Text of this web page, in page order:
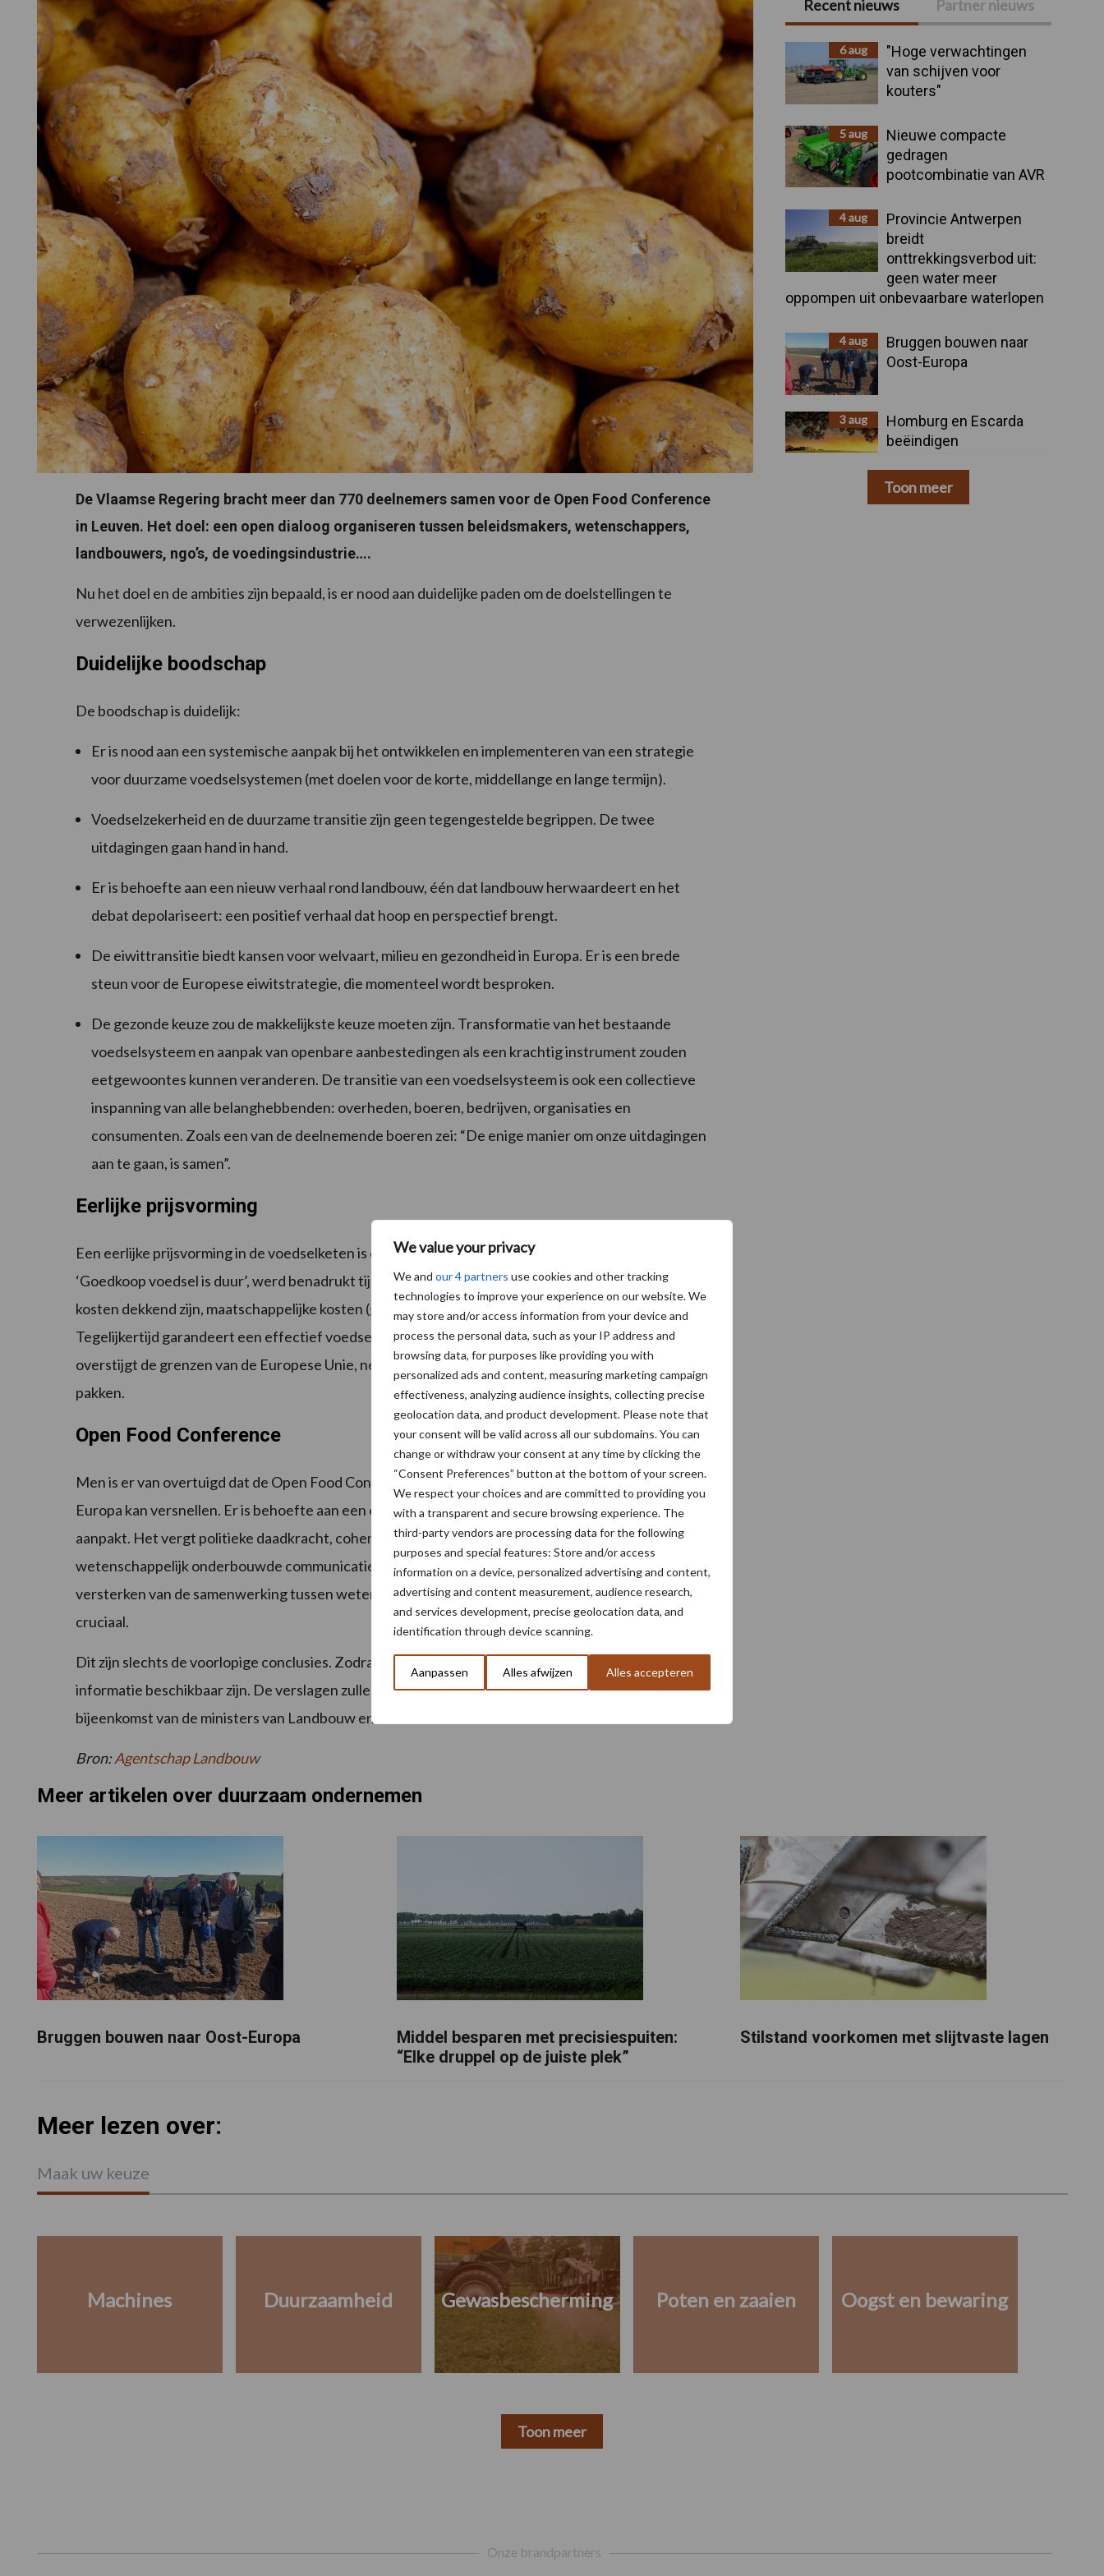
We value your privacy
We and our 4 partners use cookies and other tracking
technologies to improve your experience on our website. We
may store and/or access information from your device and
process the personal data, such as your IP address and
browsing data, for purposes like providing you with
personalized ads and content, measuring marketing campaign
effectiveness, analyzing audience insights, collecting precise
geolocation data, and product development. Please note that
your consent will be valid across all our subdomains. You can
change or withdraw your consent at any time by clicking the
“Consent Preferences” button at the bottom of your screen.
We respect your choices and are committed to providing you
with a transparent and secure browsing experience. The
third-party vendors are processing data for the following
purposes and special features: Store and/or access
information on a device, personalized advertising and content,
advertising and content measurement, audience research,
and services development, precise geolocation data, and
identification through device scanning.
Aanpassen Alles afwijzen Alles accepteren
De Vlaamse Regering bracht meer dan 770 deelnemers samen voor de Open Food Conference
in Leuven. Het doel: een open dialoog organiseren tussen beleidsmakers, wetenschappers,
landbouwers, ngo’s, de voedingsindustrie….
Nu het doel en de ambities zijn bepaald, is er nood aan duidelijke paden om de doelstellingen te
verwezenlijken.
Duidelijke boodschap
De boodschap is duidelijk:
Er is nood aan een systemische aanpak bij het ontwikkelen en implementeren van een strategie
voor duurzame voedselsystemen (met doelen voor de korte, middellange en lange termijn).
Voedselzekerheid en de duurzame transitie zijn geen tegengestelde begrippen. De twee
uitdagingen gaan hand in hand.
Er is behoefte aan een nieuw verhaal rond landbouw, één dat landbouw herwaardeert en het
debat depolariseert: een positief verhaal dat hoop en perspectief brengt.
De eiwittransitie biedt kansen voor welvaart, milieu en gezondheid in Europa. Er is een brede
steun voor de Europese eiwitstrategie, die momenteel wordt besproken.
De gezonde keuze zou de makkelijkste keuze moeten zijn. Transformatie van het bestaande
voedselsysteem en aanpak van openbare aanbestedingen als een krachtig instrument zouden
eetgewoontes kunnen veranderen. De transitie van een voedselsysteem is ook een collectieve
inspanning van alle belanghebbenden: overheden, boeren, bedrijven, organisaties en
consumenten. Zoals een van de deelnemende boeren zei: “De enige manier om onze uitdagingen
aan te gaan, is samen”.
Eerlijke prijsvorming
Een eerlijke prijsvorming in de voedselketen is essentieel voor deze transitie en voor innovatie.
‘Goedkoop voedsel is duur’, werd benadrukt tijdens een debat. Er is nood aan eerlijke prijzen die
kosten dekkend zijn, maatschappelijke kosten (gezondheid, ecologie, klimaat…) inbegrepen.
Tegelijkertijd garandeert een effectief voedselbeleid het recht op voedsel voor iedereen. Dit recht
overstijgt de grenzen van de Europese Unie, net als de uitdaging om de klimaatverandering aan te
pakken.
Open Food Conference
Men is er van overtuigd dat de Open Food Conference de noodzakelijke samenwerking in én met
Europa kan versnellen. Er is behoefte aan een coherent voedselbeleid dat systemische problemen
aanpakt. Het vergt politieke daadkracht, coherente beleidsinstrumenten en positieve en
wetenschappelijk onderbouwde communicatie om deze verandering teweeg te brengen. Het
versterken van de samenwerking tussen wetenschap, beleid en de burgermaatschappij is daarbij
cruciaal.
Dit zijn slechts de voorlopige conclusies. Zodra de verslagen van alle sessies klaar zijn, zal er meer
informatie beschikbaar zijn. De verslagen zullen ook worden gebruikt als input voor de volgende
bijeenkomst van de ministers van Landbouw en voor latere discussies en debatten.
Bron:Agentschap Landbouw
Primaire
Sidebar
Recent nieuws Partner nieuws
6 aug
"Hoge verwachtingen
van schijven voor
kouters"
5 aug
Nieuwe compacte
gedragen
pootcombinatie van AVR
4 aug
Provincie Antwerpen
breidt
onttrekkingsverbod uit:
geen water meer
oppompen uit onbevaarbare waterlopen
4 aug
Bruggen bouwen naar
Oost-Europa
3 aug
Homburg en Escarda
beëindigen
Toon meer
Meer artikelen over duurzaam ondernemen
Bruggen bouwen naar Oost-Europa
Middel besparen met precisiespuiten:
“Elke druppel op de juiste plek”
Stilstand voorkomen met slijtvaste lagen
Meer lezen over:
Maak uw keuze
Machines Duurzaamheid Gewasbescherming Poten en zaaien Oogst en bewaring
Toon meer
Onze brandpartners